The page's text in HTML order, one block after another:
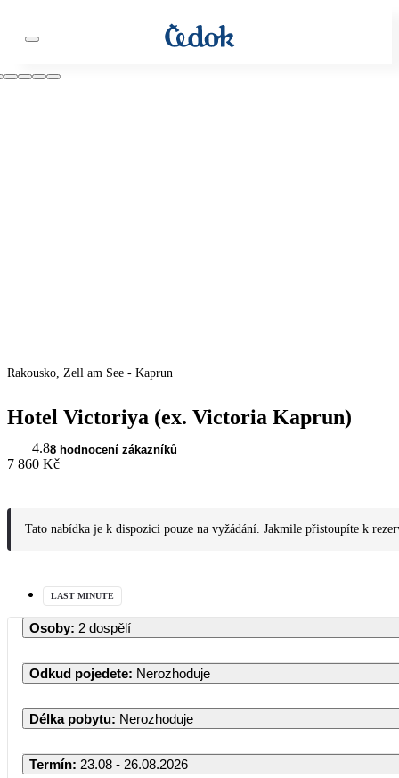
Rakousko, Zell am See - Kaprun
Hotel Victoriya (ex. Victoria Kaprun)
4.88 hodnocení zákazníků
7 860 Kč
Tato nabídka je k dispozici pouze na vyžádání. Jakmile přistoupíte k
LAST MINUTE
Osoby: 2 dospělí
Odkud pojedete: Nerozhoduje
Délka pobytu: Nerozhoduje
Termín: 23.08 - 26.08.2026